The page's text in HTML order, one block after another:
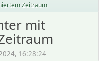
Zeitraum
mit
16:28:24